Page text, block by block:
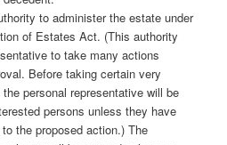
to administer the estate under
of Estates Act. (This authority
to take many actions
Before taking certain very
personal representative will be
persons unless they have
the proposed action.) The